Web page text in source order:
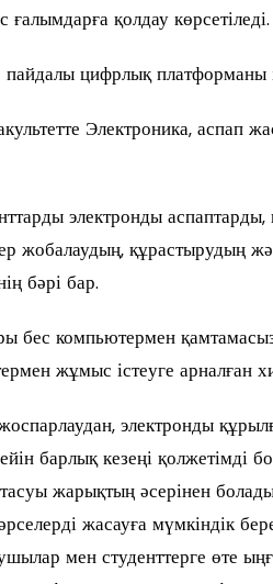
қолдау көрсетіледі.
цифрлық платформаны
Электроника, аспап
электронды
жобалаудың, құрастырудың
бәрі бар.
бес компьютермен
жұмыс істеуге арналған
электронды
барлық кезеңі
жарықтың әсерінен
жасауға мүмкіндік
мен студенттерге өте